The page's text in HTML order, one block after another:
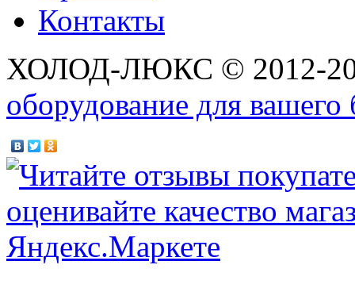
Контакты
ХОЛОД-ЛЮКС © 2012-
оборудование для вашего